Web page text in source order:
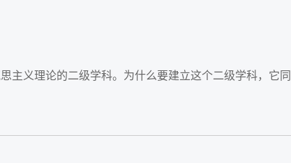
主义理论的二级学科。为什么要建立这个二级学科，它